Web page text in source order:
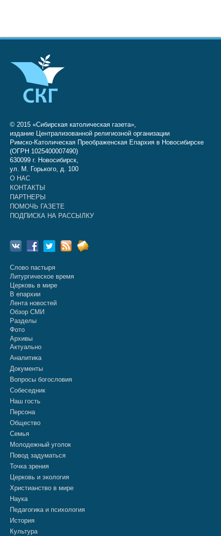
© 2015 «Сибирская католическая газета»,
издание Централизованной религиозной организации
Римско-Католическая Преображенская Епархия в Новосибирске
(ОГРН 1025400007490)
630099 г. Новосибирск,
ул. М. Горького, д. 100
О НАС
КОНТАКТЫ
ПАРТНЕРЫ
ПОМОЧЬ ГАЗЕТЕ
ПОДПИСКА НА РАССЫЛКУ
Слово пастыря
Литургическое время
Церковь в мире
В епархии
Лента новостей
Обзор СМИ
Разделы
Фото
Архивы
Актуально
Аналитика
Документы
Вопросы богословия
Собеседник
Наш гость
Персона
Общество
Семья
Молодежный уголок
Повод задуматься
Точка зрения
Церковь и экология
Христианство в мире
Наука
Педагогика и психология
История
Культура